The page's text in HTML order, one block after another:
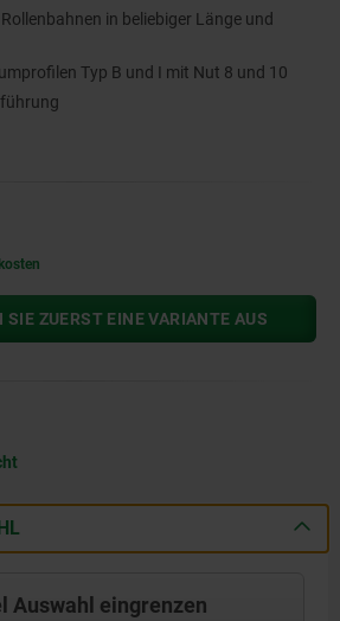
in beliebiger Länge und
Typ B und I mit Nut 8 und 10
SIE ZUERST EINE VARIANTE AUS
Auswahl eingrenzen